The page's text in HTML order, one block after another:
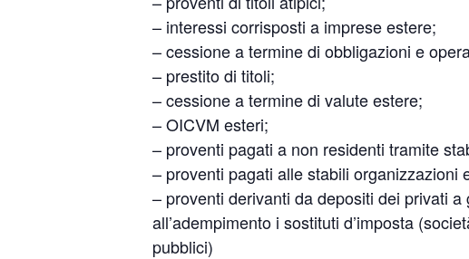
– interessi corrisposti a imprese estere;
– cessione a termine di obbligazioni e
– prestito di titoli;
– cessione a termine di valute estere;
– OICVM esteri;
– proventi pagati a non residenti tramite
– proventi pagati alle stabili organizzazioni
– proventi derivanti da depositi dei privati
all’adempimento i sostituti d’imposta
pubblici)